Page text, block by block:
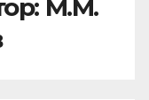
М.М.